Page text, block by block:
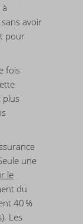
avoir
pour
fois
plus
une
le
du
40 %
Les